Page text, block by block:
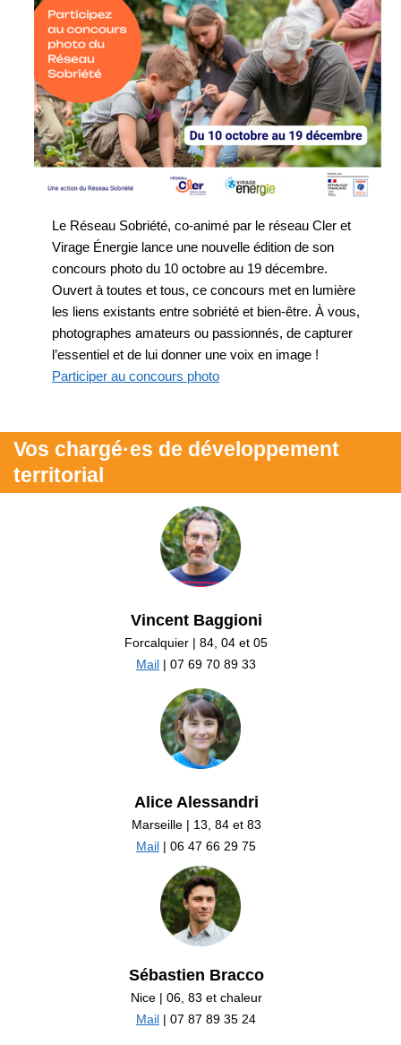
Le Réseau Sobriété, co-animé par le réseau Cler et
Virage Énergie lance une nouvelle édition de son
concours photo du 10 octobre au 19 décembre.
Ouvert à toutes et tous, ce concours met en lumière
les liens existants entre sobriété et bien-être. À vous,
photographes amateurs ou passionnés, de capturer
l’essentiel et de lui donner une voix en image !
Participer au concours photo
Vos chargé·es de développement
territorial
Vincent Baggioni
Forcalquier | 84, 04 et 05
Mail | 07 69 70 89 33
Alice Alessandri
Marseille | 13, 84 et 83
Mail | 06 47 66 29 75
Sébastien Bracco
Nice | 06, 83 et chaleur
Mail | 07 87 89 35 24